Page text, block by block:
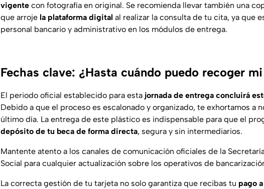
vigente con fotografía en original. Se recomienda llevar también una
que arroje la plataforma digital al realizar la consulta de tu cita, ya que
personal bancario y administrativo en los módulos de entrega.
Fechas clave: ¿Hasta cuándo puedo recoger
El periodo oficial establecido para esta jornada de entrega concluirá
Debido a que el proceso es escalonado y organizado, te exhortamos a
último día. La entrega de este plástico es indispensable para que el
depósito de tu beca de forma directa, segura y sin intermediarios.
Mantente atento a los canales de comunicación oficiales de la
Social para cualquier actualización sobre los operativos de
La correcta gestión de tu tarjeta no solo garantiza que recibas tu pago